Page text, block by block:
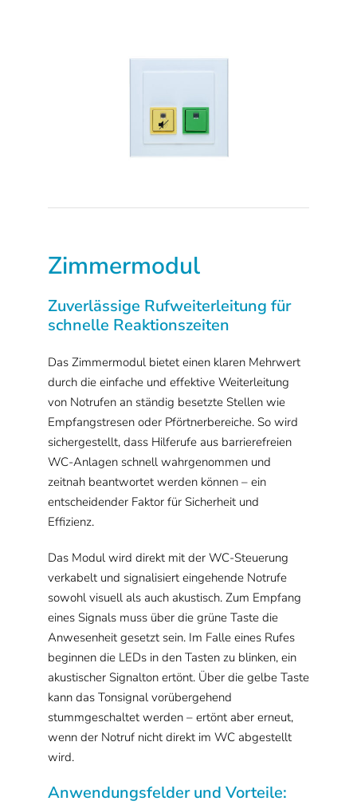
Zimmermodul
Zuverlässige Rufweiterleitung für
schnelle Reaktionszeiten
Das Zimmermodul bietet einen klaren Mehrwert
durch die einfache und effektive Weiterleitung
von Notrufen an ständig besetzte Stellen wie
Empfangstresen oder Pförtnerbereiche. So wird
sichergestellt, dass Hilferufe aus barrierefreien
WC-Anlagen schnell wahrgenommen und
zeitnah beantwortet werden können – ein
entscheidender Faktor für Sicherheit und
Effizienz.
Das Modul wird direkt mit der WC-Steuerung
verkabelt und signalisiert eingehende Notrufe
sowohl visuell als auch akustisch. Zum Empfang
eines Signals muss über die grüne Taste die
Anwesenheit gesetzt sein. Im Falle eines Rufes
beginnen die LEDs in den Tasten zu blinken, ein
akustischer Signalton ertönt. Über die gelbe Taste
kann das Tonsignal vorübergehend
stummgeschaltet werden – ertönt aber erneut,
wenn der Notruf nicht direkt im WC abgestellt
wird.
Anwendungsfelder und Vorteile: